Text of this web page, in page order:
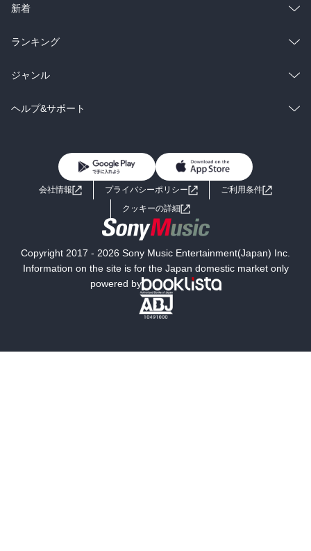
ラノベ
雑誌・グラビア
BL・TL
総合
ラノベ
雑誌・グラビア
BL・TL
新着
総合
ラノベ
雑誌・グラビア
ランキング
総合
ラノベ
ジャンル
コミック
ライトノベル 男子向けラノベ
小説
海外小説
ミステリー SF
文学
ヘルプ&サポート
よくあるご質問 お問い合わせ
会社情報 プライバシーポリシー
ご利用条件
クッキーの詳細
Copyright 2017 - 2026 Sony Music Entertainment(Japan) Inc.
Information on the site is for the Japan domestic market only
powered by